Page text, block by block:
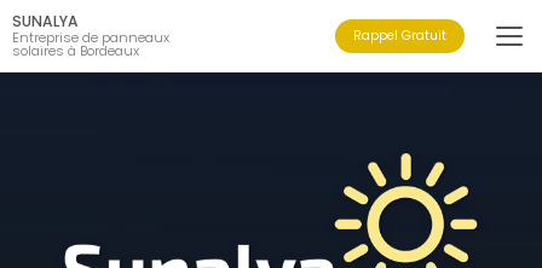
Aller
au
contenu
principal
SUNALYA
Entreprise de panneaux
solaires à Bordeaux
Rappel Gratuit